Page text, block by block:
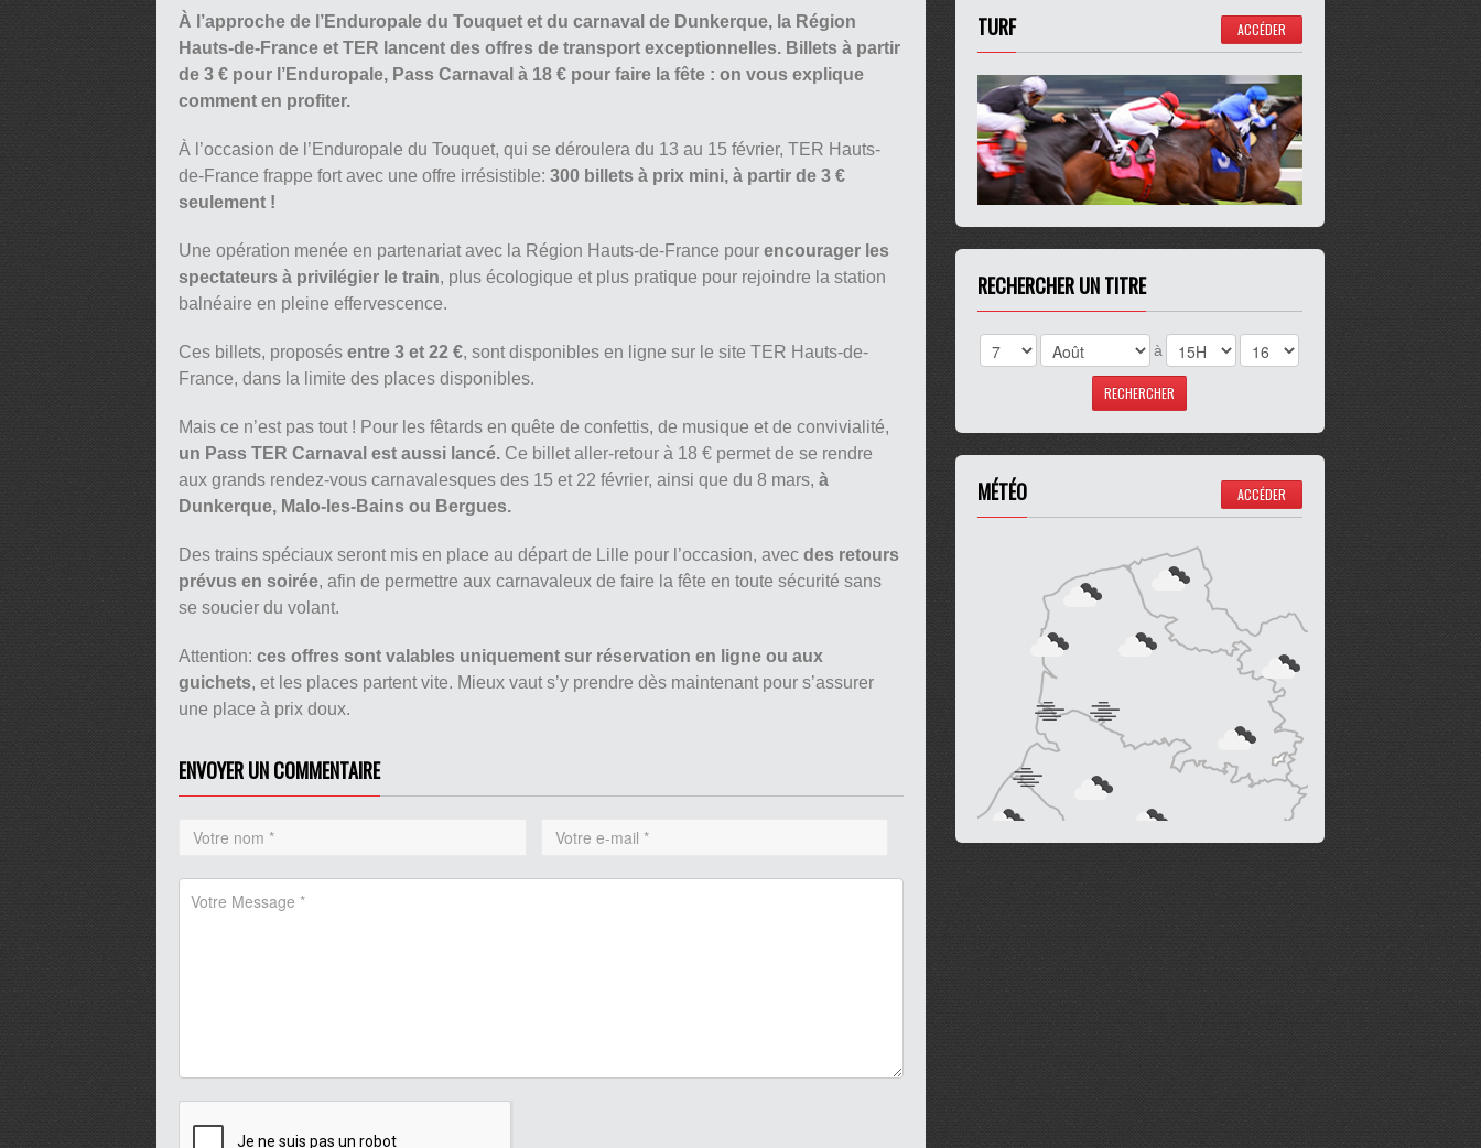
À l’approche de l’Enduropale du Touquet et du carnaval de Dunkerque, la Région
Hauts-de-France et TER lancent des offres de transport exceptionnelles. Billets à partir
de 3 € pour l’Enduropale, Pass Carnaval à 18 € pour faire la fête : on vous explique
comment en profiter.
À l’occasion de l’Enduropale du Touquet, qui se déroulera du 13 au 15 février, TER Hauts-
de-France frappe fort avec une offre irrésistible: 300 billets à prix mini, à partir de 3 €
seulement !
Une opération menée en partenariat avec la Région Hauts-de-France pour encourager les
spectateurs à privilégier le train, plus écologique et plus pratique pour rejoindre la station
balnéaire en pleine effervescence.
Ces billets, proposés entre 3 et 22 €, sont disponibles en ligne sur le site TER Hauts-de-
France, dans la limite des places disponibles.
Mais ce n’est pas tout ! Pour les fêtards en quête de confettis, de musique et de convivialité,
un Pass TER Carnaval est aussi lancé. Ce billet aller-retour à 18 € permet de se rendre
aux grands rendez-vous carnavalesques des 15 et 22 février, ainsi que du 8 mars, à
Dunkerque, Malo-les-Bains ou Bergues.
Des trains spéciaux seront mis en place au départ de Lille pour l’occasion, avec des retours
prévus en soirée, afin de permettre aux carnavaleux de faire la fête en toute sécurité sans
se soucier du volant.
Attention: ces offres sont valables uniquement sur réservation en ligne ou aux
guichets, et les places partent vite. Mieux vaut s’y prendre dès maintenant pour s’assurer
une place à prix doux.
ENVOYER UN COMMENTAIRE
TURF ACCÉDER
RECHERCHER UN TITRE
à
MÉTÉO ACCÉDER